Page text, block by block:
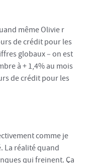
même Olivie r
de crédit pour les
globaux – on est
à + 1,4% au mois
de crédit pour les
comme je
La réalité quand
qui freinent. Ça